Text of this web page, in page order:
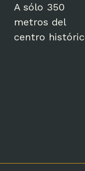
A sólo 350
metros del
centro